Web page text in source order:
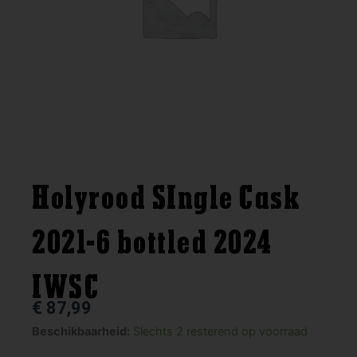
Holyrood SIngle Cask
2021-6 bottled 2024
IWSC
€ 87,99
Beschikbaarheid: Slechts 2 resterend op voorraad
Holyrood